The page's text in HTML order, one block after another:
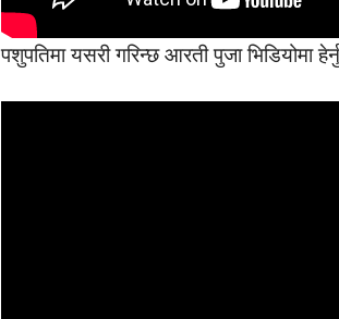
पशुपतिमा यसरी गरिन्छ आरती पुजा भिडियोमा